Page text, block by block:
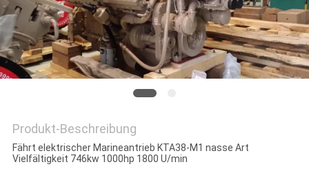
POLICY
Produkt-Beschreibung
Fährt elektrischer Marineantrieb KTA38-M1 nasse Art
Vielfältigkeit 746kw 1000hp 1800 U/min